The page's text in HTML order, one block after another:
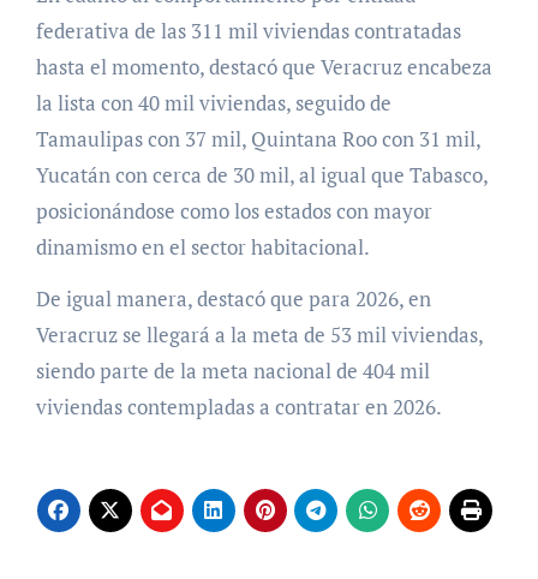
federativa de las 311 mil viviendas contratadas
hasta el momento, destacó que Veracruz encabeza
la lista con 40 mil viviendas, seguido de
Tamaulipas con 37 mil, Quintana Roo con 31 mil,
Yucatán con cerca de 30 mil, al igual que Tabasco,
posicionándose como los estados con mayor
dinamismo en el sector habitacional.
De igual manera, destacó que para 2026, en
Veracruz se llegará a la meta de 53 mil viviendas,
siendo parte de la meta nacional de 404 mil
viviendas contempladas a contratar en 2026.